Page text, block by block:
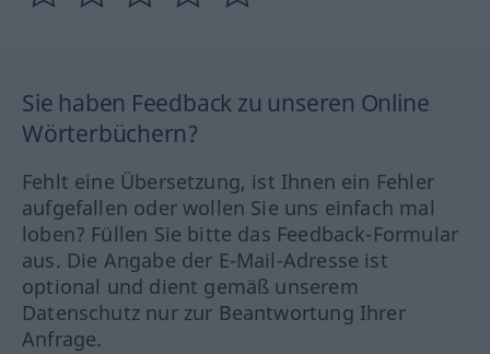
Sie haben Feedback zu unseren Online
Wörterbüchern?
Fehlt eine Übersetzung, ist Ihnen ein Fehler
aufgefallen oder wollen Sie uns einfach mal
loben? Füllen Sie bitte das Feedback-Formular
aus. Die Angabe der E-Mail-Adresse ist
optional und dient gemäß unserem
Datenschutz nur zur Beantwortung Ihrer
Anfrage.